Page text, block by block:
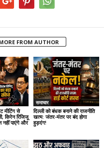
FROM AUTHOR
मीटिंग से
किरेन रिजिजू
पाएंगे और
समाचार
दिल्ली को बंधक बनाने की राजनीति
खत्म: जंतर-मंतर पर बंद होगा
हुड़दंग!